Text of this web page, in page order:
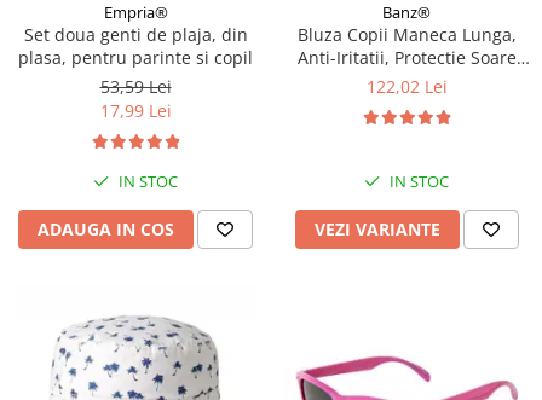
Empria®
Set doua genti de plaja, din
plasa, pentru parinte si copil
53,59 Lei
17,99 Lei
IN STOC
ADAUGA IN COS
Banz®
Bluza Copii Maneca Lunga,
Anti-Iritatii, Protectie Soare
UPF50+, Jungle Mix, Diverse
122,02 Lei
IN STOC
VEZI VARIANTE